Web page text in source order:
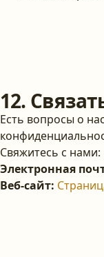
12.
Есть вопросы о
Свяжитесь с нами:
Электронная
Веб-сайт: